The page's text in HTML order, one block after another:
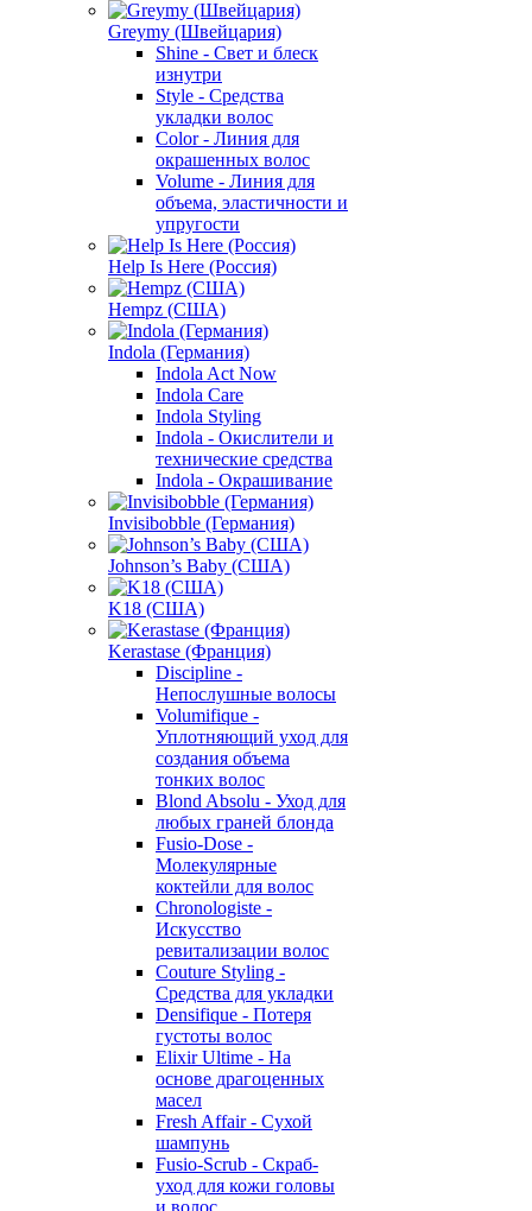
Greymy (Швейцария)
Shine - Свет и блеск
изнутри
Style - Средства
укладки волос
Color - Линия для
окрашенных волос
Volume - Линия для
объема, эластичности и
упругости
Help Is Here (Россия)
Hempz (США)
Indola (Германия)
Indola Act Now
Indola Care
Indola Styling
Indola - Окислители и
технические средства
Indola - Окрашивание
Invisibobble (Германия)
Johnson’s Baby (США)
K18 (США)
Kerastase (Франция)
Discipline -
Непослушные волосы
Volumifique -
Уплотняющий уход для
создания объема
тонких волос
Blond Absolu - Уход для
любых граней блонда
Fusio-Dose -
Молекулярные
коктейли для волос
Chronologiste -
Искусство
ревитализации волос
Couture Styling -
Средства для укладки
Densifique - Потеря
густоты волос
Elixir Ultime - На
основе драгоценных
масел
Fresh Affair - Сухой
шампунь
Fusio-Scrub - Скраб-
уход для кожи головы
и волос